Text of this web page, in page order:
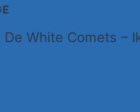
De White Comets –